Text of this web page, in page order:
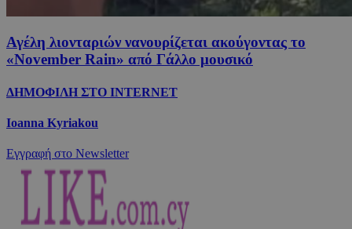
Αγέλη λιονταριών νανουρίζεται ακούγοντας το
«November Rain» από Γάλλο μουσικό
ΔΗΜΟΦΙΛΗ ΣΤΟ INTERNET
Ioanna Kyriakou
Εγγραφή στο Newsletter